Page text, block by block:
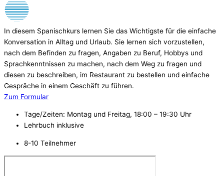
In diesem Spanischkurs lernen Sie das Wichtigste für die einfache
Konversation in Alltag und Urlaub. Sie lernen sich vorzustellen,
nach dem Befinden zu fragen, Angaben zu Beruf, Hobbys und
Sprachkenntnissen zu machen, nach dem Weg zu fragen und
diesen zu beschreiben, im Restaurant zu bestellen und einfache
Gespräche in einem Geschäft zu führen.
Zum Formular
Tage/Zeiten: Montag und Freitag, 18:00 – 19:30 Uhr
Lehrbuch inklusive
8-10 Teilnehmer